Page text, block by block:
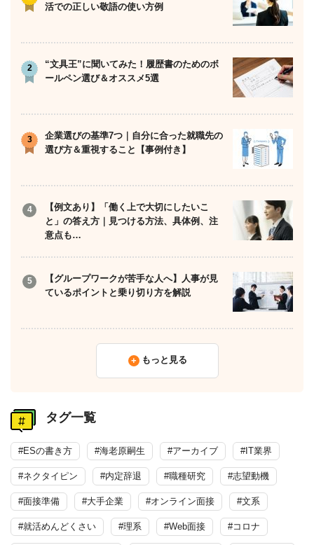
活での正しい敬語の使い方例
“文具王”に聞いてみた！履歴書のためのボ
ールペン選び＆オススメ5選
企業選びの基準7つ｜自分に合った就職先の
選び方＆重視すること【事例付き】
【例文あり】「働く上で大切にしたいこ
と」の答え方｜見つける方法、具体例、注
意点も…
【グループワークが苦手な人へ】人事が見
ているポイントと乗り切り方を解説
もっと見る
タグ一覧
#ESの書き方 #海老原嗣生 #アーカイブ #IT業界
#ネクタイピン #内定辞退 #職種研究 #志望動機
#面接準備 #大手企業 #オンライン面接 #文系
#就活めんどくさい #理系 #Web面接 #コロナ